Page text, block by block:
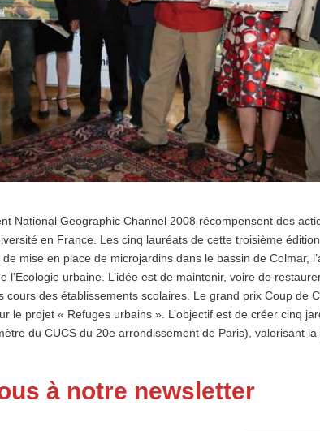
National Geographic Channel 2008 récompensent des
en France. Les cinq lauréats de cette troisième
mise en place de microjardins dans le bassin de Colmar,
l’Ecologie urbaine. L’idée est de maintenir, voire de
cours des établissements scolaires. Le grand prix Coup de
le projet « Refuges urbains ». L’objectif est de créer cinq
du CUCS du 20e arrondissement de Paris), valorisant
à notre newsletter